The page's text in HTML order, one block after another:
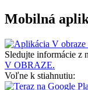
Mobilná
Sledujte informácie z
V OBRAZE.
Voľne k stiahnutiu: